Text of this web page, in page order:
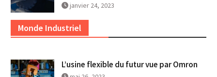
janvier 24, 2023
Monde Industriel
L’usine flexible du futur vue par Omron